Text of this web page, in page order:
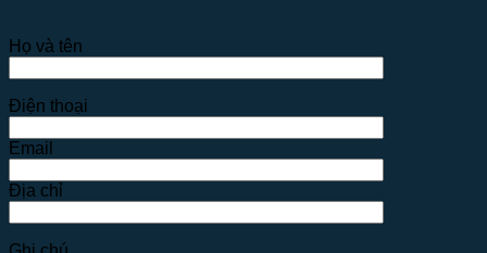
Họ và tên
Điện thoại
Email
Địa chỉ